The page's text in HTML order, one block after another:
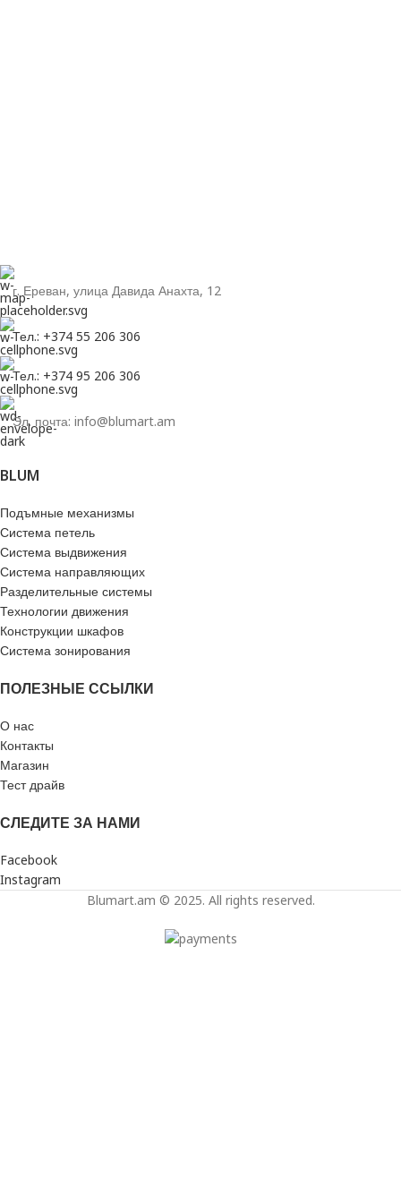
г. Ереван, улица Давида Анахта, 12
Тел.: +374 55 206 306
Тел.: +374 95 206 306
Эл. почта: info@blumart.am
BLUM
Подъмные механизмы
Система петель
Система выдвижения
Система направляющих
Разделительные системы
Технологии движения
Конструкции шкафов
Система зонирования
ПОЛЕЗНЫЕ ССЫЛКИ
О нас
Контакты
Магазин
Тест драйв
СЛЕДИТЕ ЗА НАМИ
Facebook
Instagram
Blumart.am © 2025. All rights reserved.